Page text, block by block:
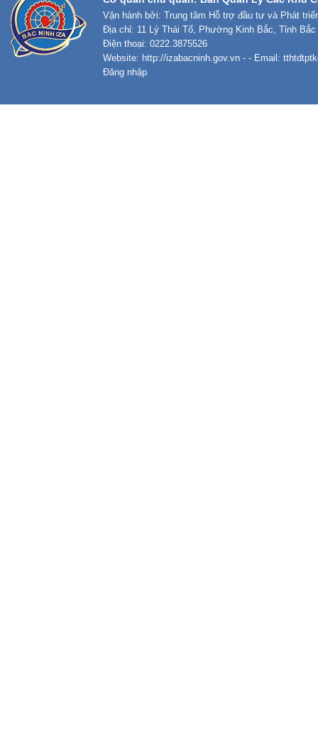
Vận hành bởi: Trung tâm Hỗ trợ đầu tư và Phát
Địa chỉ: 11 Lý Thái Tổ, Phường Kinh Bắc, Tỉnh Bắc
Điện thoại: 0222.3875526
Website: http://izabacninh.gov.vn - - Email:
Đăng nhập